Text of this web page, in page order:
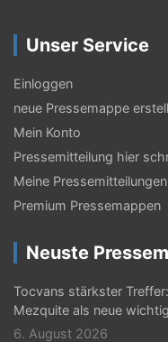
Unser Service
Einloggen
neue Pressemappe
Mein Konto
Pressemitteilung hier
Meine Pressemitteilungen
Premium Pressemappen
Neuste
Tocvans stärkster
Mezquite als neue
6. August 2026